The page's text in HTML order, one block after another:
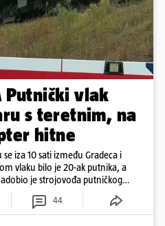
Putnički vlak
s teretnim, na
hitne
iza 10 sati između Gradeca i
vlaku bilo je 20-ak putnika, a
je strojovođa putničkog
44